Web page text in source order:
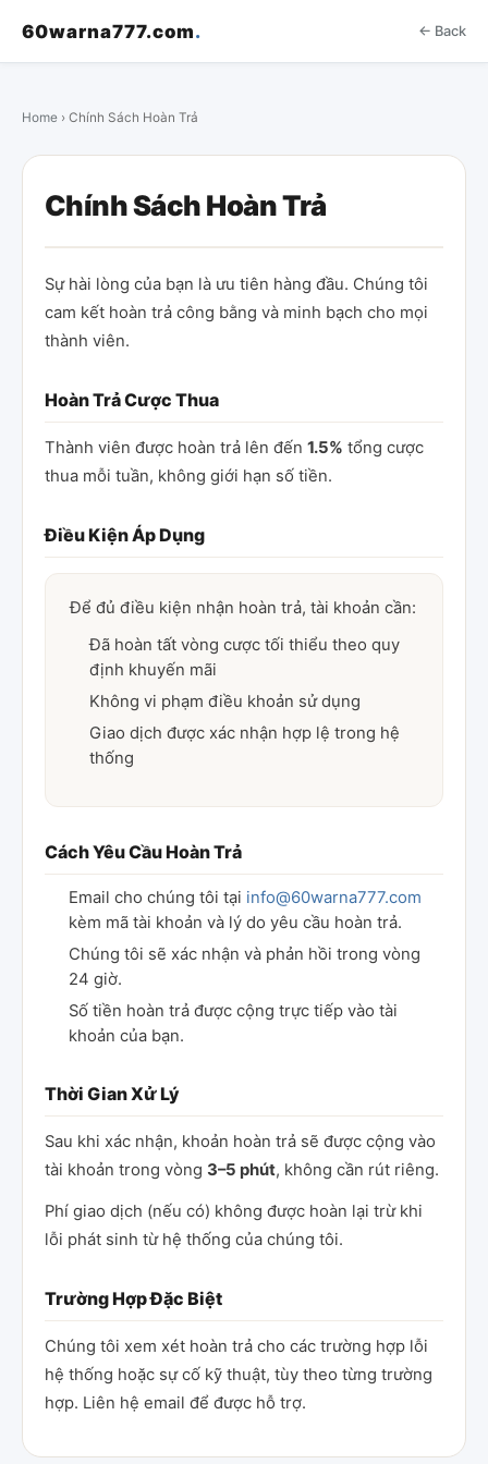
60warna777.com. ← Back
Home › Chính Sách Hoàn Trả
Chính Sách Hoàn Trả
Sự hài lòng của bạn là ưu tiên hàng đầu. Chúng tôi
cam kết hoàn trả công bằng và minh bạch cho mọi
thành viên.
Hoàn Trả Cược Thua
Thành viên được hoàn trả lên đến 1.5% tổng cược
thua mỗi tuần, không giới hạn số tiền.
Điều Kiện Áp Dụng
Để đủ điều kiện nhận hoàn trả, tài khoản cần:
Đã hoàn tất vòng cược tối thiểu theo quy
định khuyến mãi
Không vi phạm điều khoản sử dụng
Giao dịch được xác nhận hợp lệ trong hệ
thống
Cách Yêu Cầu Hoàn Trả
Email cho chúng tôi tại info@60warna777.com
kèm mã tài khoản và lý do yêu cầu hoàn trả.
Chúng tôi sẽ xác nhận và phản hồi trong vòng
24 giờ.
Số tiền hoàn trả được cộng trực tiếp vào tài
khoản của bạn.
Thời Gian Xử Lý
Sau khi xác nhận, khoản hoàn trả sẽ được cộng vào
tài khoản trong vòng 3–5 phút, không cần rút riêng.
Phí giao dịch (nếu có) không được hoàn lại trừ khi
lỗi phát sinh từ hệ thống của chúng tôi.
Trường Hợp Đặc Biệt
Chúng tôi xem xét hoàn trả cho các trường hợp lỗi
hệ thống hoặc sự cố kỹ thuật, tùy theo từng trường
hợp. Liên hệ email để được hỗ trợ.